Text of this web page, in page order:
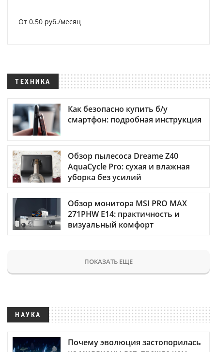
От 0.50 руб./месяц
ТЕХНИКА
Как безопасно купить б/у
смартфон: подробная инструкция
Обзор пылесоса Dreame Z40
AquaCycle Pro: сухая и влажная
уборка без усилий
Обзор монитора MSI PRO MAX
271PHW E14: практичность и
визуальный комфорт
ПОКАЗАТЬ ЕЩЕ
НАУКА
Почему эволюция застопорилась